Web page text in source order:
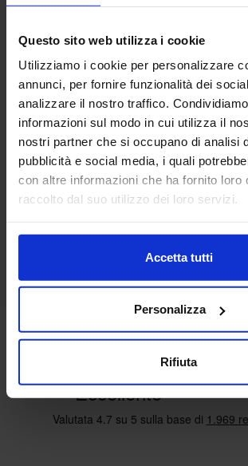
Questo sito web utilizza i cookie
Utilizziamo i cookie per personalizzare
annunci, per fornire funzionalità dei
analizzare il nostro traffico.
informazioni sul modo in cui utilizza il
nostri partner che si occupano di analisi
pubblicità e social media, i quali
con altre informazioni che ha fornito loro
raccolto dal suo utilizzo dei loro servizi.
Accetta tutti
Personalizza
Rifiuta
Linea oro
Set 1+1 In Spugna You&Me
12,90€ Da 9,90 €
Colori disponibili
MalvaOttanioBlue scuro
TortoraAntracite
+7colori